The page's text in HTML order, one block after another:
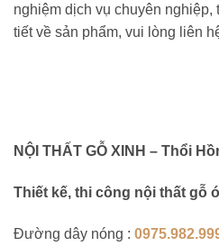
nghiệm dịch vụ chuyên nghiệp,
tiết về sản phẩm, vui lòng liên
NỘI THẤT GỖ XINH – Thổi
Thiết kế, thi công nội thất gỗ
Đường dây nóng :